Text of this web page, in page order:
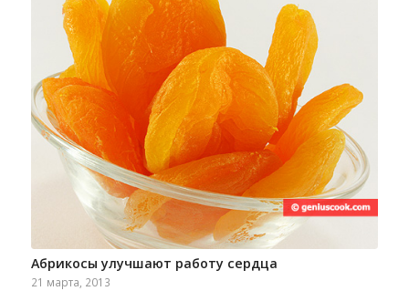
Абрикосы улучшают работу сердца
21 марта, 2013